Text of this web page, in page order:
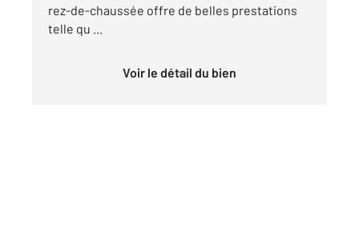
rez-de-chaussée offre de belles prestations
telle qu ...
Voir le détail du bien